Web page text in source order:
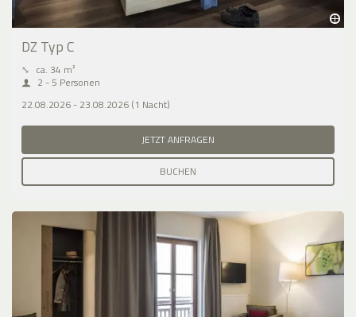
DZ Typ C
⤡ ca. 34 m²
2 - 5 Personen
22.08.2026 - 23.08.2026 (1 Nacht)
JETZT ANFRAGEN
BUCHEN